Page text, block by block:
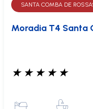
SANTA COMBA DE
Moradia T4 Santa
★ ★ ★ ★ ★